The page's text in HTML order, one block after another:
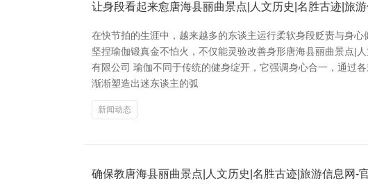
让身段看起来愈唐海县丽曲景点|人文历史|名胜古迹|旅
在快节拍的生涯中，越来越多的东谈主运行柔软身段贬责与身
坚捏瑜伽锻真金不怕火，不仅能灵验改善身形唐海县丽曲景点|
有限公司 瑜伽不同于传统的健身绽开，它强调身心合一，通过
渐渐塑造出迷东谈主的弧
新闻动态
确保教唐海县丽曲景点|人文历史|名胜古迹|旅游信息网-